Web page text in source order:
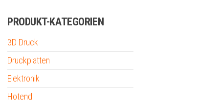
PRODUKT-KATEGORIEN
3D Druck
Druckplatten
Elektronik
Hotend